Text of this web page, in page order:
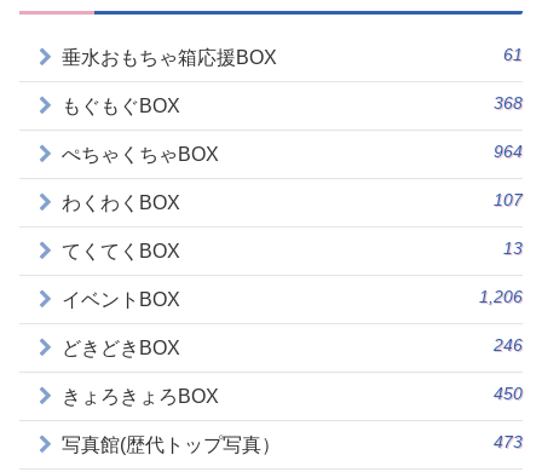
垂水おもちゃ箱応援BOX 61
もぐもぐBOX 368
ぺちゃくちゃBOX 964
わくわくBOX 107
てくてくBOX 13
イベントBOX 1,206
どきどきBOX 246
きょろきょろBOX 450
写真館(歴代トップ写真） 473